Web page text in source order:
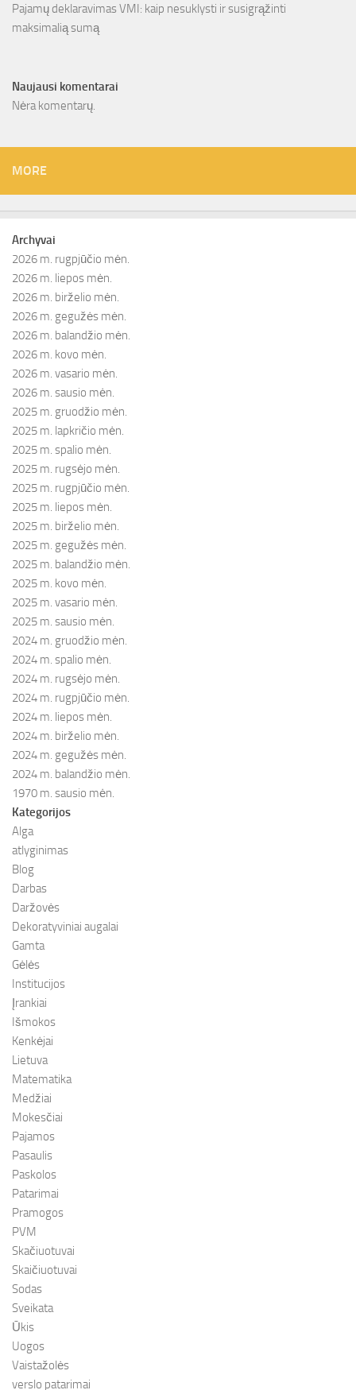
Pajamų deklaravimas VMI: kaip nesuklysti ir susigrąžinti
maksimalią sumą
Naujausi komentarai
Nėra komentarų.
MORE
Archyvai
2026 m. rugpjūčio mėn.
2026 m. liepos mėn.
2026 m. birželio mėn.
2026 m. gegužės mėn.
2026 m. balandžio mėn.
2026 m. kovo mėn.
2026 m. vasario mėn.
2026 m. sausio mėn.
2025 m. gruodžio mėn.
2025 m. lapkričio mėn.
2025 m. spalio mėn.
2025 m. rugsėjo mėn.
2025 m. rugpjūčio mėn.
2025 m. liepos mėn.
2025 m. birželio mėn.
2025 m. gegužės mėn.
2025 m. balandžio mėn.
2025 m. kovo mėn.
2025 m. vasario mėn.
2025 m. sausio mėn.
2024 m. gruodžio mėn.
2024 m. spalio mėn.
2024 m. rugsėjo mėn.
2024 m. rugpjūčio mėn.
2024 m. liepos mėn.
2024 m. birželio mėn.
2024 m. gegužės mėn.
2024 m. balandžio mėn.
1970 m. sausio mėn.
Kategorijos
Alga
atlyginimas
Blog
Darbas
Daržovės
Dekoratyviniai augalai
Gamta
Gėlės
Institucijos
Įrankiai
Išmokos
Kenkėjai
Lietuva
Matematika
Medžiai
Mokesčiai
Pajamos
Pasaulis
Paskolos
Patarimai
Pramogos
PVM
Skačiuotuvai
Skaičiuotuvai
Sodas
Sveikata
Ūkis
Uogos
Vaistažolės
verslo patarimai